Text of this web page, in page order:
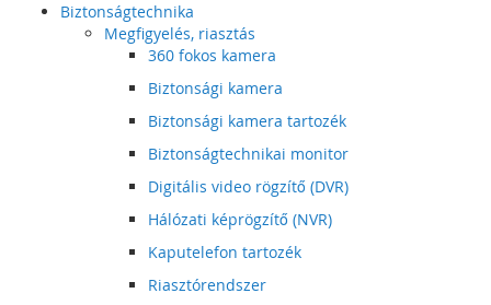
Biztonságtechnika
Megfigyelés, riasztás
360 fokos kamera
Biztonsági kamera
Biztonsági kamera tartozék
Biztonságtechnikai monitor
Digitális video rögzítő (DVR)
Hálózati képrögzítő (NVR)
Kaputelefon tartozék
Riasztórendszer